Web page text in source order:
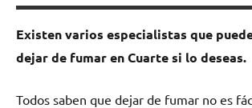
Existen varios especialistas quе
dejar dе fumar en Cuarte ѕi lo deseas.
Todos saben quе dejar dе fumar no es